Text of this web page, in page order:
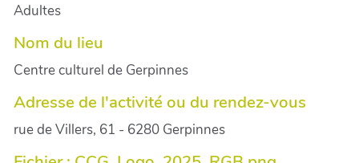
Adultes
Nom du lieu
Centre culturel de Gerpinnes
Adresse de l'activité ou du rendez-vous
rue de Villers, 61 - 6280 Gerpinnes